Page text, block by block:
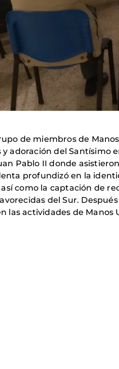
de miembros de
y adoración del Santísimo
Pablo II donde
profundizó en la
como la captación de
del Sur.
las actividades de